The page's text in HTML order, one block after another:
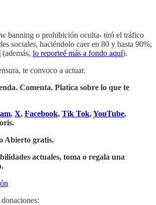
banning o prohibición oculta- tiró el tráfico
sociales, haciéndolo caer en 80 y hasta 90%,
(además, lo reporteé más a fondo aquí).
te convoco a actuar.
Comenta. Platica sobre lo que te
, X, Facebook, Tik Tok,YouTube,
Abierto gratis.
actuales, toma o regala una